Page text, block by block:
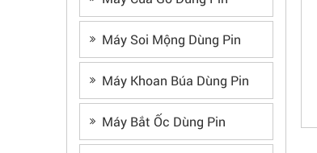
Máy Soi Mộng Dùng Pin
Máy Khoan Búa Dùng Pin
Máy Bắt Ốc Dùng Pin